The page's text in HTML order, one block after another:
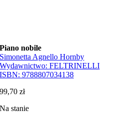
Piano nobile
Simonetta Agnello Hornby
Wydawnictwo:FELTRINELLI
ISBN:9788807034138
99,70zł
Na stanie